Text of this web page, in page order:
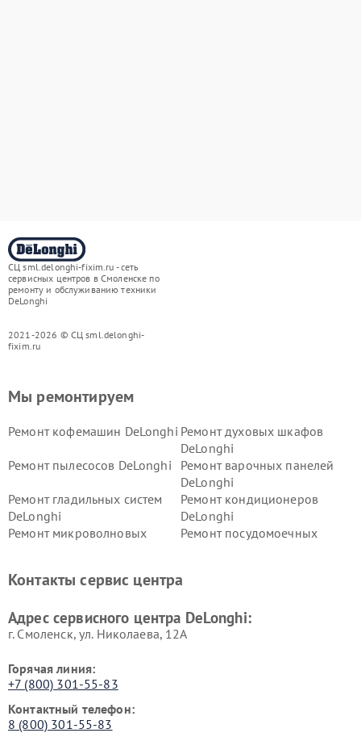
СЦ sml.delonghi-fixim.ru - сеть
сервисных центров в Смоленске по
ремонту и обслуживанию техники
DeLonghi
2021-2026 © СЦ sml.delonghi-
fixim.ru
Мы ремонтируем
Ремонт кофемашин DeLonghi Ремонт духовых шкафов
DeLonghi
Ремонт пылесосов DeLonghi
Ремонт варочных панелей
DeLonghi
Ремонт гладильных систем
DeLonghi
Ремонт кондиционеров
DeLonghi
Ремонт микроволновых
Ремонт посудомоечных
DeLonghi
DeLonghi
Контакты сервис центра
Адрес сервисного центра DeLonghi:
г. Смоленск, ул. Николаева, 12А
Горячая линия:
+7 (800) 301-55-83
Контактный телефон:
8 (800) 301-55-83